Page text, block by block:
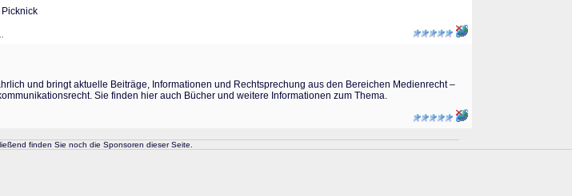
...
und bringt aktuelle Beiträge, Informationen und Rechtsprechung aus den Bereichen Medienrecht –
Sie finden hier auch Bücher und weitere Informationen zum Thema.
...
finden Sie noch die Sponsoren dieser Seite.